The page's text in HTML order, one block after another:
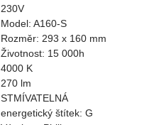
230V
Model: A160-S
Rozměr: 293 x 160 mm
Životnost: 15 000h
4000 K
270 lm
STMÍVATELNÁ
energetický štítek: G